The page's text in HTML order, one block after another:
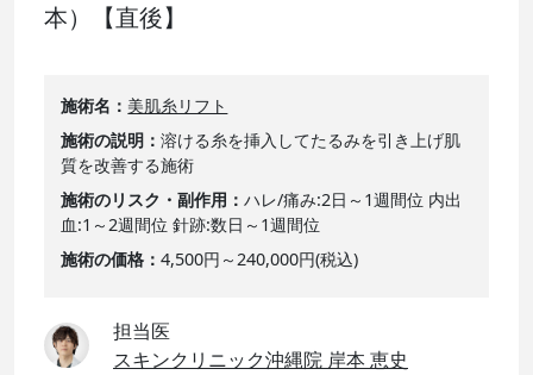
本）【直後】
施術名
美肌糸リフト
施術の説明
溶ける糸を挿入してたるみを引き上げ肌
質を改善する施術
施術のリスク・副作用
ハレ/痛み:2日～1週間位 内出
血:1～2週間位 針跡:数日～1週間位
施術の価格
4,500円～240,000円(税込)
担当医
スキンクリニック沖縄院 岸本 恵史